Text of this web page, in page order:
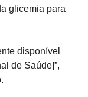
glicemia para
disponível
de Saúde]”,